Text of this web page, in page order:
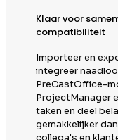
Klaar voor
compatibiliteit
Importeer en
integreer
PreCastOffice-
ProjectManager
taken en deel
gemakkelijker
collega's en